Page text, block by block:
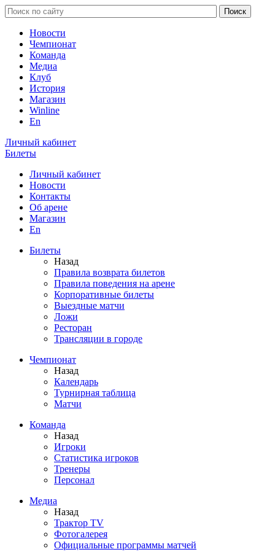
Новости
Чемпионат
Команда
Медиа
Клуб
История
Магазин
Winline
En
Личный кабинет
Билеты
Личный кабинет
Новости
Контакты
Об арене
Магазин
En
Билеты
Назад
Правила возврата билетов
Правила поведения на арене
Корпоративные билеты
Выездные матчи
Ложи
Ресторан
Трансляции в городе
Чемпионат
Назад
Календарь
Турнирная таблица
Матчи
Команда
Назад
Игроки
Статистика игроков
Тренеры
Персонал
Медиа
Назад
Трактор TV
Фотогалерея
Официальные программы матчей